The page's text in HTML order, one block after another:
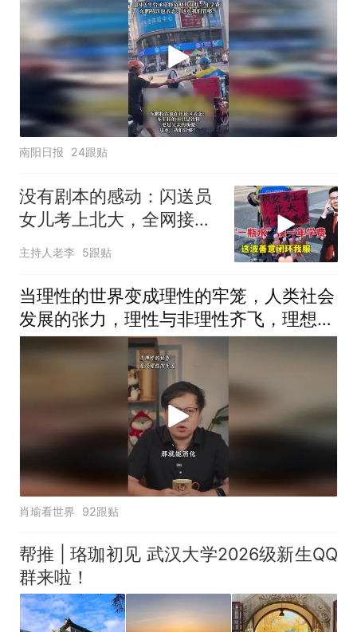
南阳日报 24跟贴
没有剧本的感动：闪送员
女儿考上北大，全网接力
祝福
主持人老李 5跟贴
当理性的世界变成理性的牢笼，人类社会
发展的张力，理性与非理性齐飞，理想共
传统一色
肖瑜看世界 92跟贴
帮推 | 珞珈初见 武汉大学2026级新生QQ
群来啦！